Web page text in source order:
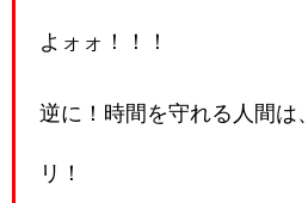
よォォ！！！
逆に！時間を守れる人間は
リ！